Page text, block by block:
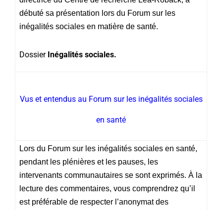
débuté sa présentation lors du Forum sur les
inégalités sociales en matière de santé.
Dossier Inégalités sociales.
Vus et entendus au Forum sur les inégalités sociales
en santé
Lors du Forum sur les inégalités sociales en santé,
pendant les plénières et les pauses, les
intervenants communautaires se sont exprimés. À la
lecture des commentaires, vous comprendrez qu’il
est préférable de respecter l’anonymat des